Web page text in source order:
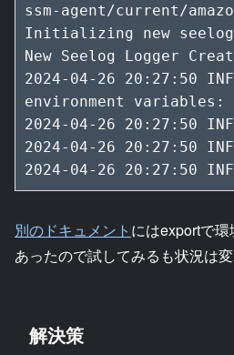
ssm-agent/current/
Initializing new
New Seelog Logger
2024-04-26 20:27:50
environment variables:
2024-04-26 20:27:50
2024-04-26 20:27:50
2024-04-26 20:27:50
別のドキュメント にはexportで
あったので試してみるも状況は
解決策